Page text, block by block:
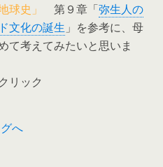
球史」 第９章「弥生人の
化の誕生 」を参考に、母
て考えてみたいと思いま
リック